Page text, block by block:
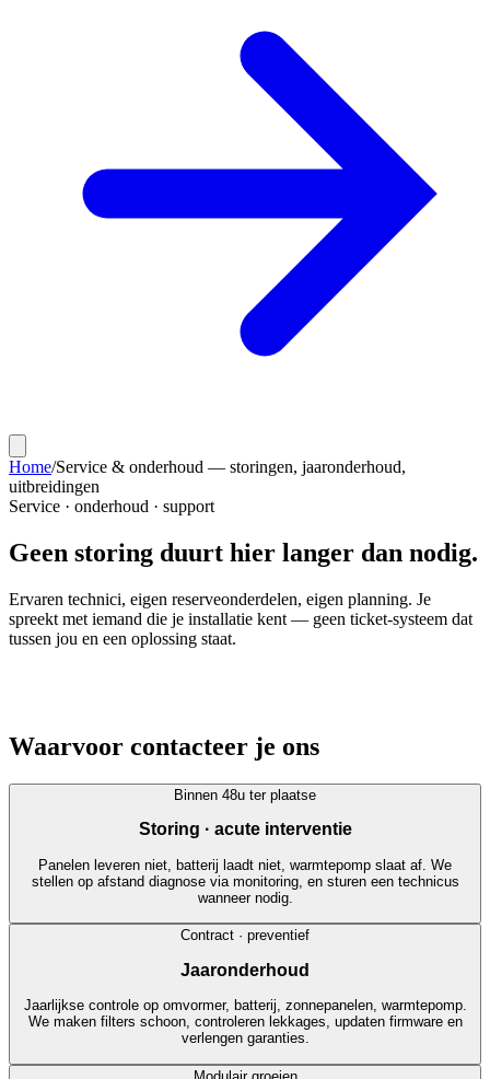
Home/Service & onderhoud — storingen, jaaronderhoud,
uitbreidingen
Service · onderhoud · support
Geen storing duurt hier langer dan nodig.
Ervaren technici, eigen reserveonderdelen, eigen planning. Je
spreekt met iemand die je installatie kent — geen ticket-systeem dat
tussen jou en een oplossing staat.
Waarvoor contacteer je ons
Binnen 48u ter plaatse
Storing · acute interventie
Panelen leveren niet, batterij laadt niet, warmtepomp slaat af. We
stellen op afstand diagnose via monitoring, en sturen een technicus
wanneer nodig.
Contract · preventief
Jaaronderhoud
Jaarlijkse controle op omvormer, batterij, zonnepanelen, warmtepomp.
We maken filters schoon, controleren lekkages, updaten firmware en
verlengen garanties.